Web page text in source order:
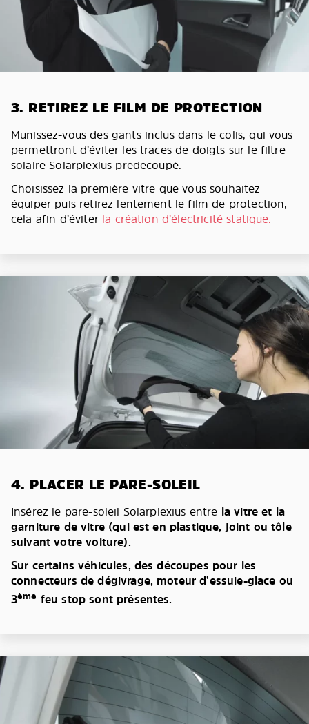
3. RETIREZ LE FILM DE PROTECTION
Munissez-vous des gants inclus dans le colis, qui vous
permettront d’éviter les traces de doigts sur le filtre
solaire Solarplexius prédécoupé.
Choisissez la première vitre que vous souhaitez
équiper puis retirez lentement le film de protection,
cela afin d’éviter la création d’électricité statique.
4. PLACER LE PARE-SOLEIL
Insérez le pare-soleil Solarplexius entre la vitre et la
garniture de vitre (qui est en plastique, joint ou tôle
suivant votre voiture).
Sur certains véhicules, des découpes pour les
connecteurs de dégivrage, moteur d’essuie-glace ou
3ème feu stop sont présentes.